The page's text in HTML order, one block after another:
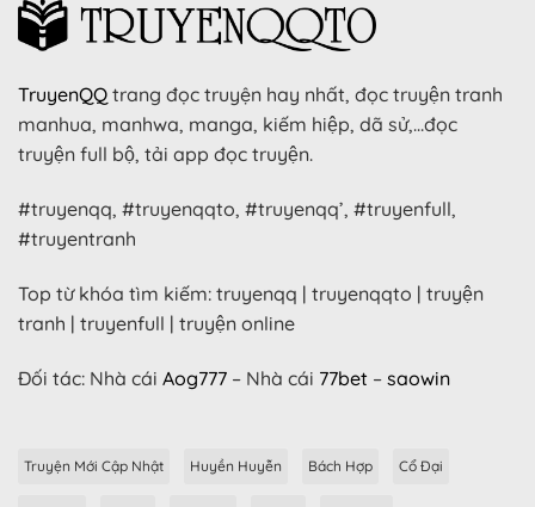
TruyenQQ trang đọc truyện hay nhất, đọc truyện tranh
manhua, manhwa, manga, kiếm hiệp, dã sử,…đọc
truyện full bộ, tải app đọc truyện.
#truyenqq, #truyenqqto, #truyenqq’, #truyenfull,
#truyentranh
Top từ khóa tìm kiếm: truyenqq | truyenqqto | truyện
tranh | truyenfull | truyện online
Đối tác: Nhà cái Aog777 – Nhà cái 77bet – saowin
Truyện Mới Cập Nhật Huyền Huyễn Bách Hợp Cổ Đại